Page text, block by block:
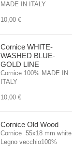
MADE IN ITALY
10,00 €
Cornice WHITE-
WASHED BLUE-
GOLD LINE
Cornice 100% MADE IN
ITALY
10,00 €
Cornice Old Wood
Cornice 55x18 mm white
Legno vecchio100%